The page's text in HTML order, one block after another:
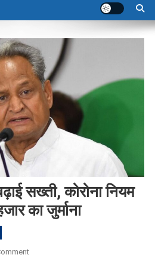
सख्ती, कोरोना नियम
का जुर्माना
On